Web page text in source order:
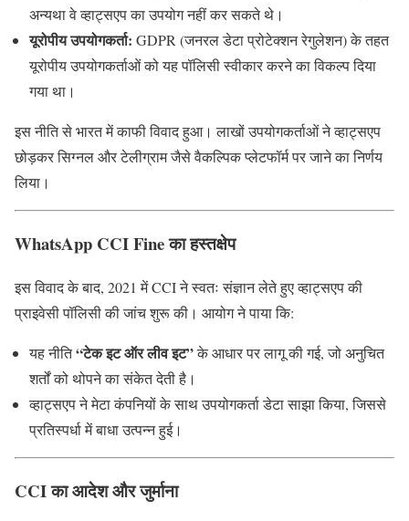
अन्यथा वे व्हाट्सएप का उपयोग नहीं कर सकते थे।
यूरोपीय उपयोगकर्ता: GDPR (जनरल डेटा प्रोटेक्शन रेगुलेशन) के तहत
यूरोपीय उपयोगकर्ताओं को यह पॉलिसी स्वीकार करने का विकल्प दिया
गया था।
इस नीति से भारत में काफी विवाद हुआ। लाखों उपयोगकर्ताओं ने व्हाट्सएप
छोड़कर सिग्नल और टेलीग्राम जैसे वैकल्पिक प्लेटफॉर्म पर जाने का निर्णय
लिया।
WhatsApp CCI Fine का हस्तक्षेप
इस विवाद के बाद, 2021 में CCI ने स्वतः संज्ञान लेते हुए व्हाट्सएप की
प्राइवेसी पॉलिसी की जांच शुरू की। आयोग ने पाया कि:
यह नीति“टेक इट ऑर लीव इट”के आधार पर लागू की गई, जो अनुचित
शर्तों को थोपने का संकेत देती है।
व्हाट्सएप ने मेटा कंपनियों के साथ उपयोगकर्ता डेटा साझा किया, जिससे
प्रतिस्पर्धा में बाधा उत्पन्न हुई।
CCI का आदेश और जुर्माना